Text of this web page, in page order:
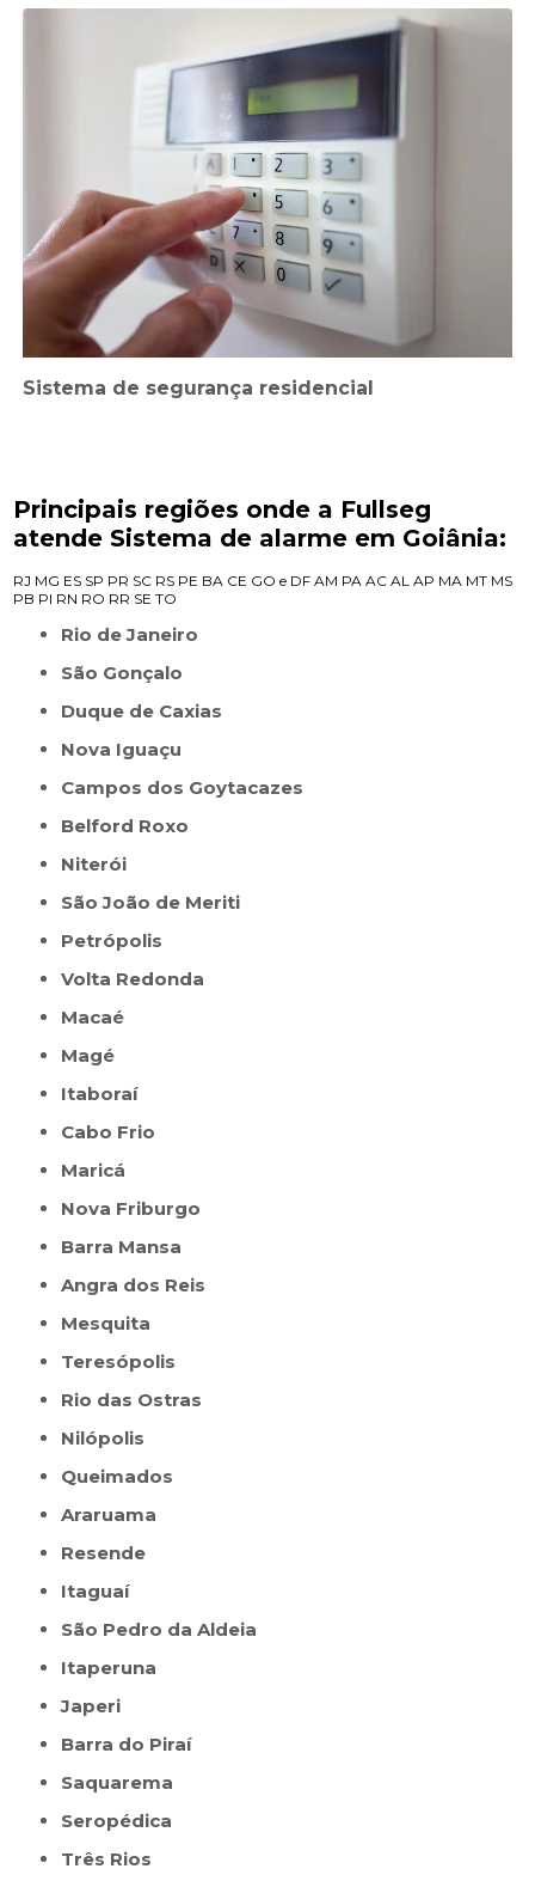
Sistema de segurança residencial
Principais regiões onde a Fullseg
atende Sistema de alarme em Goiânia:
RJ MG ES SP PR SC RS PE BA CE GO e DF AM PA AC AL AP MA MT MS
PB PI RN RO RR SE TO
Rio de Janeiro
São Gonçalo
Duque de Caxias
Nova Iguaçu
Campos dos Goytacazes
Belford Roxo
Niterói
São João de Meriti
Petrópolis
Volta Redonda
Macaé
Magé
Itaboraí
Cabo Frio
Maricá
Nova Friburgo
Barra Mansa
Angra dos Reis
Mesquita
Teresópolis
Rio das Ostras
Nilópolis
Queimados
Araruama
Resende
Itaguaí
São Pedro da Aldeia
Itaperuna
Japeri
Barra do Piraí
Saquarema
Seropédica
Três Rios